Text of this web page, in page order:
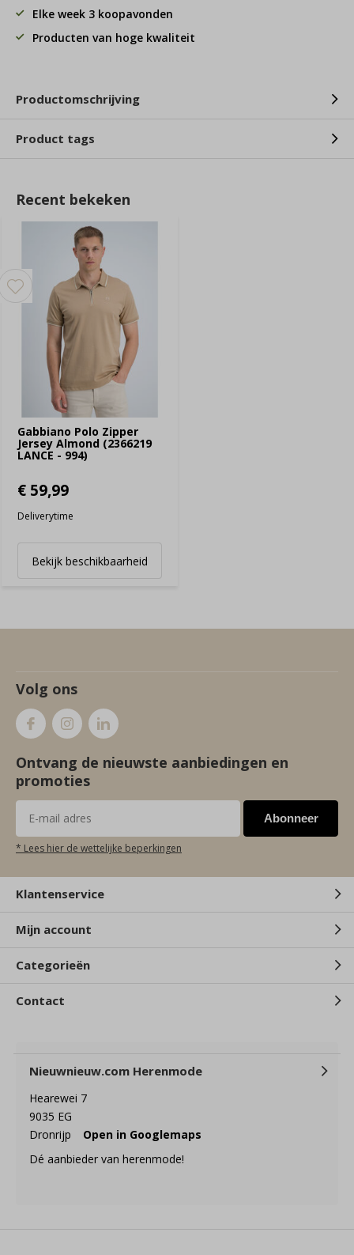
Elke week 3 koopavonden
Producten van hoge kwaliteit
Productomschrijving
Product tags
Recent bekeken
Gabbiano Polo Zipper
Jersey Almond (2366219
LANCE - 994)
€ 59,99
Deliverytime
Bekijk beschikbaarheid
Volg ons
Ontvang de nieuwste aanbiedingen en
promoties
Abonneer
* Lees hier de wettelijke beperkingen
Klantenservice
Mijn account
Categorieën
Contact
Nieuwnieuw.com Herenmode
Hearewei 7
9035 EG
Dronrijp
Open in Googlemaps
Dé aanbieder van herenmode!